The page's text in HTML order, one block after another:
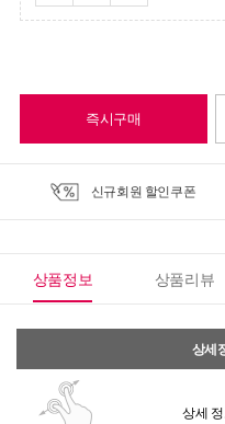
즉시구매
신규회원 할인쿠폰
상품정보 상품리뷰
상세
상세